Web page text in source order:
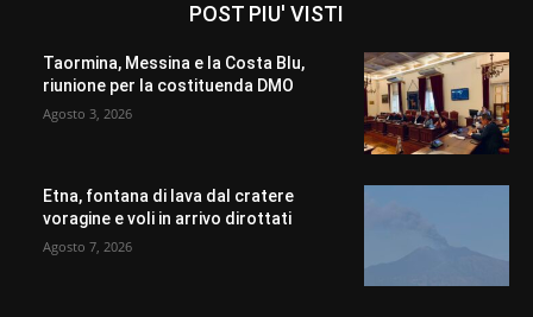
POST PIU' VISTI
Taormina, Messina e la Costa Blu,
riunione per la costituenda DMO
Agosto 3, 2026
Etna, fontana di lava dal cratere
voragine e voli in arrivo dirottati
Agosto 7, 2026